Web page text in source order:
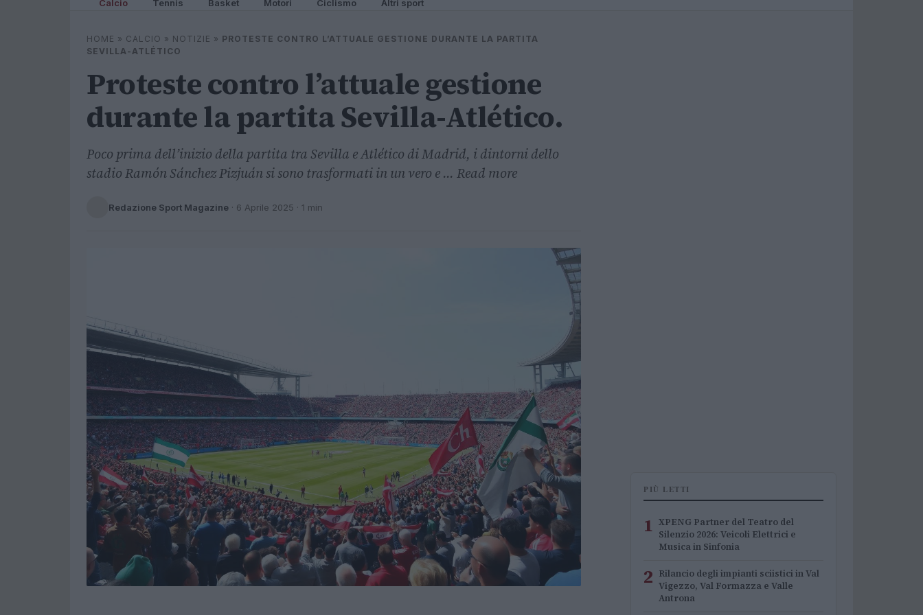
Calcio Tennis Basket Motori Ciclismo Altri sport
HOME » CALCIO » NOTIZIE » PROTESTE CONTRO L’ATTUALE GESTIONE DURANTE LA PARTITA
SEVILLA-ATLÉTICO
Proteste contro l’attuale gestione
durante la partita Sevilla-Atlético.
Poco prima dell’inizio della partita tra Sevilla e Atlético di Madrid, i dintorni dello
stadio Ramón Sánchez Pizjuán si sono trasformati in un vero e ... Read more
Redazione Sport Magazine · 6 Aprile 2025 · 1 min
PIÙ LETTI
1 XPENG Partner del Teatro del
Silenzio 2026: Veicoli Elettrici e
Musica in Sinfonia
2 Rilancio degli impianti sciistici in Val
Vigezzo, Val Formazza e Valle
Antrona